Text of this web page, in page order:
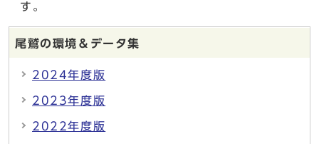
す。
尾鷲の環境＆データ集
2024年度版
2023年度版
2022年度版